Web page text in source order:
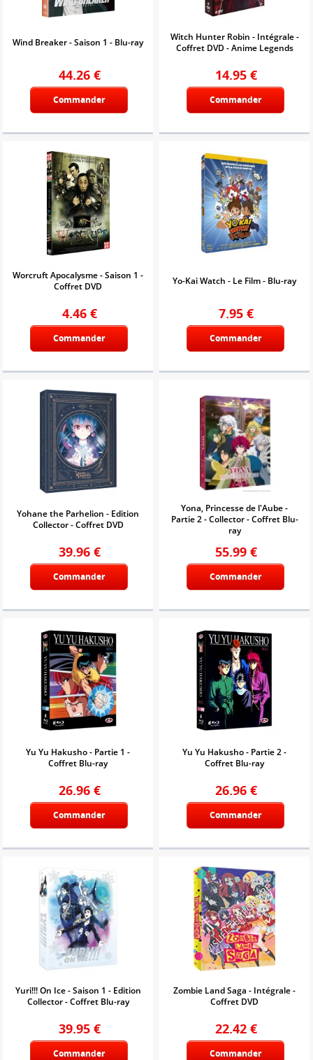
Wind Breaker - Saison 1 - Blu-ray
44.26 €
Commander
Witch Hunter Robin - Intégrale -
Coffret DVD - Anime Legends
14.95 €
Commander
Worcruft Apocalysme - Saison 1 -
Coffret DVD
4.46 €
Commander
Yo-Kai Watch - Le Film - Blu-ray
7.95 €
Commander
Yohane the Parhelion - Edition
Collector - Coffret DVD
39.96 €
Commander
Yona, Princesse de l'Aube -
Partie 2 - Collector - Coffret Blu-
ray
55.99 €
Commander
Yu Yu Hakusho - Partie 1 -
Coffret Blu-ray
26.96 €
Commander
Yu Yu Hakusho - Partie 2 -
Coffret Blu-ray
26.96 €
Commander
Yuri!!! On Ice - Saison 1 - Edition
Collector - Coffret Blu-ray
39.95 €
Commander
Zombie Land Saga - Intégrale -
Coffret DVD
22.42 €
Commander